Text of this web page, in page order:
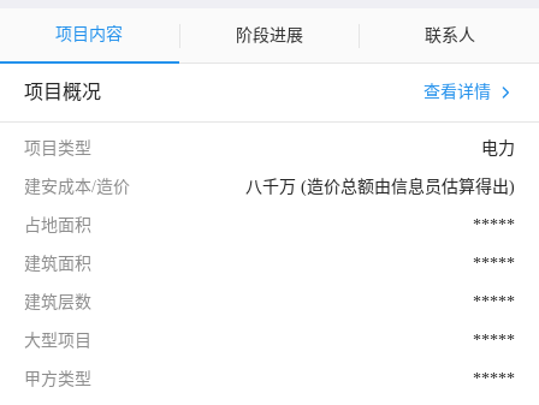
项目内容 阶段进展 联系人
项目概况 查看详情
项目类型 电力
建安成本/造价 八千万 (造价总额由信息员估算得出)
占地面积 *****
建筑面积 *****
建筑层数 *****
大型项目 *****
甲方类型 *****